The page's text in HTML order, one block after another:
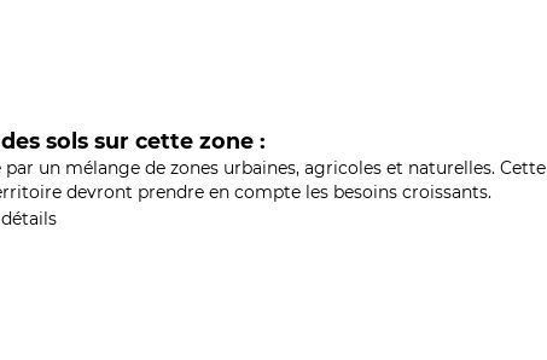
sols sur cette zone :
un mélange de zones urbaines, agricoles et naturelles. Cette
devront prendre en compte les besoins croissants.